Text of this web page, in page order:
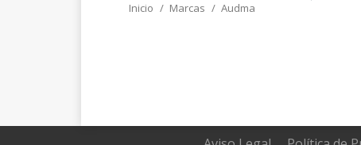
Estás aquí:
Inicio Marcas Audma